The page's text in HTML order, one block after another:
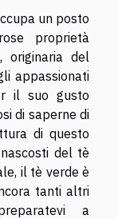
un posto
proprietà
originaria del
appassionati
il suo gusto
di saperne di
di questo
del tè
il tè verde è
tanti altri
a